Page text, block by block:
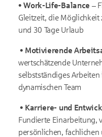
•Work-Life-Balance –
Gleitzeit, die
und 30 Tage Urlaub
• Motivierende
wertschätzende
selbstständiges
dynamischen Team
• Karriere- und
Fundierte Einarbeitung,
persönlichen,